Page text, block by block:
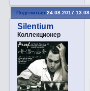
Поделиться24.08.2017 13:08
Silentium
Коллекционер